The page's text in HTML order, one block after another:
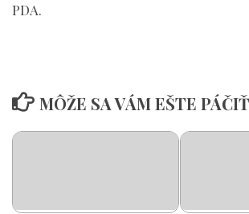
PDA.
MÔŽE SA VÁM EŠTE